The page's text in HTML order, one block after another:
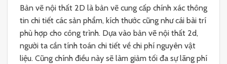
Bản vẽ nội thất 2D là bản vẽ cung cấp chính xác thông
tin chi tiết các sản phẩm, kích thước cũng như cái bài trí
phù hợp cho công trình. Dựa vào bản vẽ nội thất 2d,
người ta cần tính toán chi tiết về chi phí nguyên vật
liệu. Cũng chính điều này sẽ làm giảm tối đa sự lãng phí